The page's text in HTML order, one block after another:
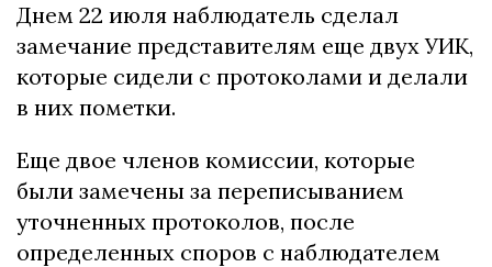
Днем 22 июля наблюдатель сделал
замечание представителям еще двух УИК,
которые сидели с протоколами и делали
в них пометки.
Еще двое членов комиссии, которые
были замечены за переписыванием
уточненных протоколов, после
определенных споров с наблюдателем